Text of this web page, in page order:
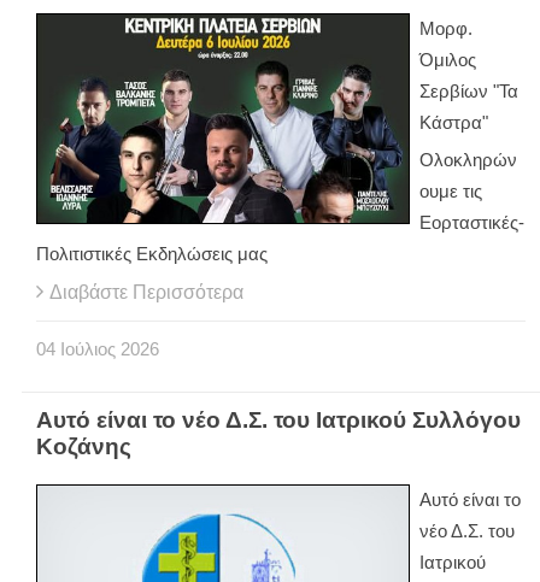
Μορφ.
Όμιλος
Σερβίων "Τα
Κάστρα"
Ολοκληρών
ουμε τις
Εορταστικές-
Πολιτιστικές Εκδηλώσεις μας
Διαβάστε Περισσότερα
04 Ιούλιος 2026
Αυτό είναι το νέο Δ.Σ. του Ιατρικού Συλλόγου
Κοζάνης
Αυτό είναι το
νέο Δ.Σ. του
Ιατρικού